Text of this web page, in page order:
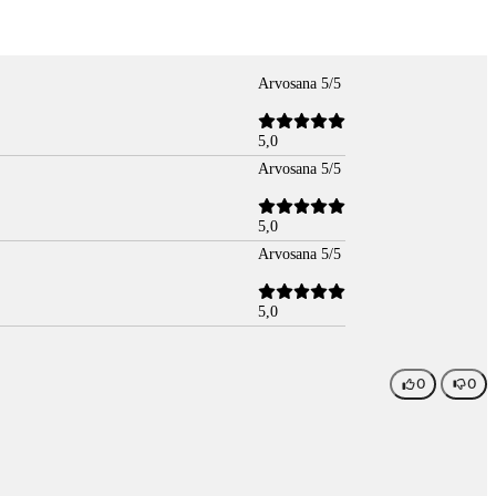
Arvosana 5/5
5,0
Arvosana 5/5
5,0
Arvosana 5/5
5,0
0 0